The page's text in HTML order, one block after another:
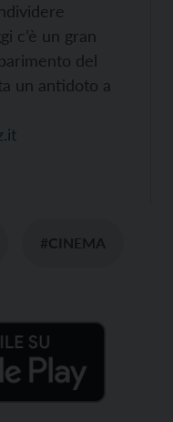
c’è un gran
del
un antidoto a
#CINEMA